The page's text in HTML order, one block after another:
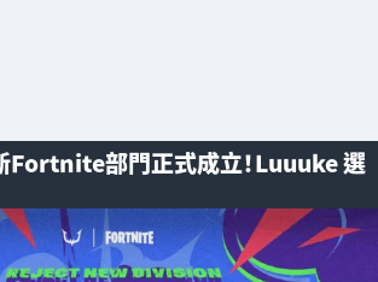
新Fortnite部門正式成立！Luuuke 選